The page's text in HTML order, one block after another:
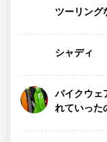
ツーリング
シャディ
バイクウェ
れていった